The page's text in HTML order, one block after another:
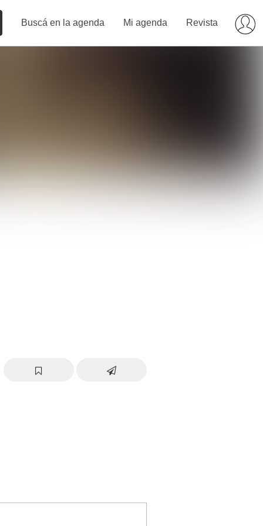
Buscá en la agenda Mi agenda Revista